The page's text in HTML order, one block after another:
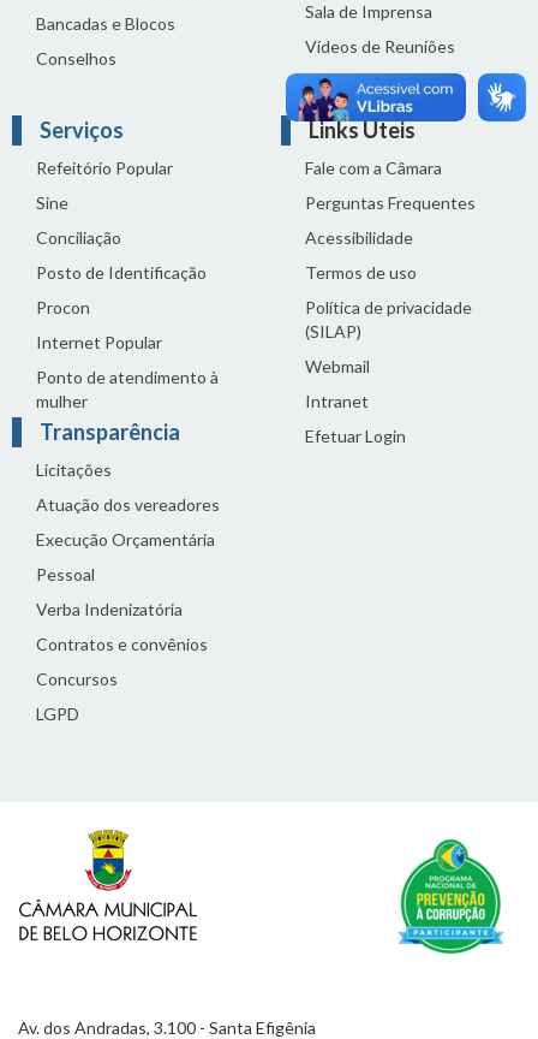
Bancadas e Blocos
Conselhos
Sala de Imprensa
Vídeos de Reuniões
Solenidades
Serviços
Refeitório Popular
Sine
Conciliação
Posto de Identificação
Procon
Internet Popular
Ponto de atendimento à
mulher
Transparência
Licitações
Atuação dos vereadores
Execução Orçamentária
Pessoal
Verba Indenizatória
Contratos e convênios
Concursos
LGPD
Links Úteis
Fale com a Câmara
Perguntas Frequentes
Acessibilidade
Termos de uso
Política de privacidade
(SILAP)
Webmail
Intranet
Efetuar Login
Av. dos Andradas, 3.100 - Santa Efigênia